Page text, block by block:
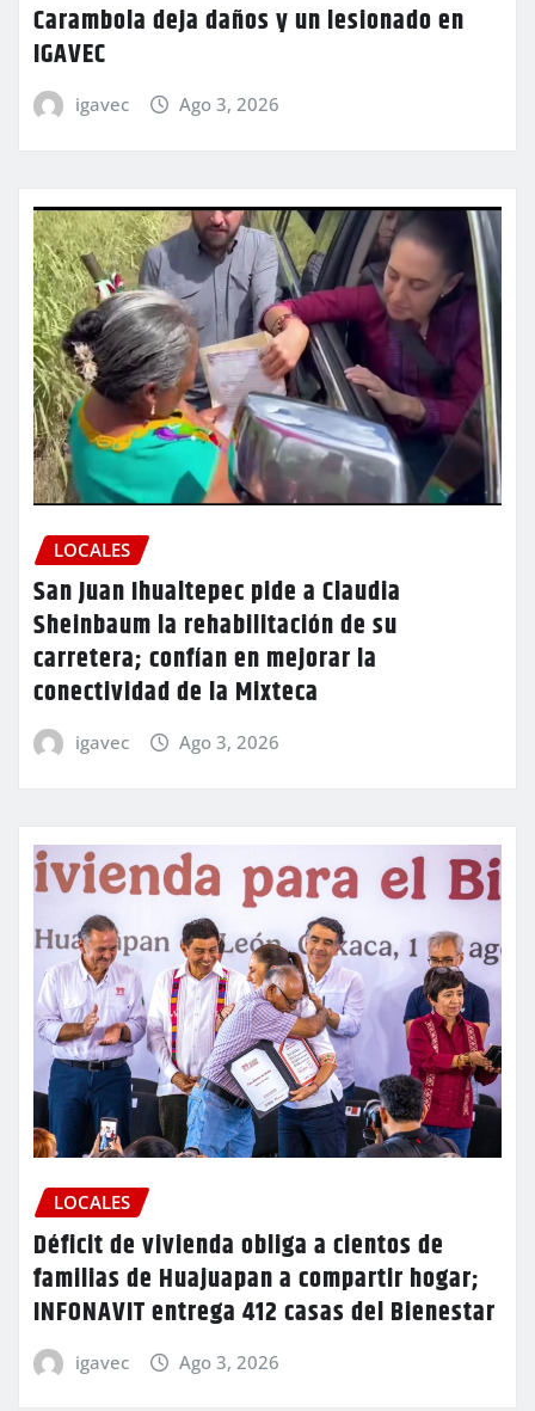
Carambola deja daños y un lesionado en
IGAVEC
igavec Ago 3, 2026
LOCALES
San Juan Ihualtepec pide a Claudia
Sheinbaum la rehabilitación de su
carretera; confían en mejorar la
conectividad de la Mixteca
igavec Ago 3, 2026
LOCALES
Déficit de vivienda obliga a cientos de
familias de Huajuapan a compartir hogar;
INFONAVIT entrega 412 casas del Bienestar
igavec Ago 3, 2026